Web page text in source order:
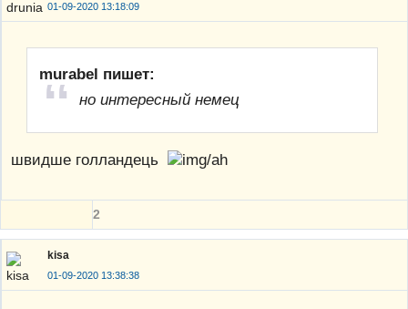
01-09-2020 13:18:09
murabel пишет:
но интересный немец
швидше голландець
2
kisa
01-09-2020 13:38:38